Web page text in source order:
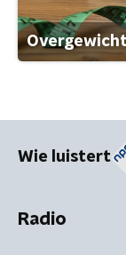
Wie luistert
Radio